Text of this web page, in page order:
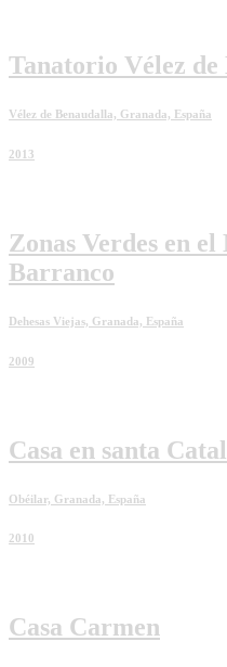
Tanatorio Vélez de
Vélez de Benaudalla, Granada, España
2013
Zonas Verdes en
Barranco
Dehesas Viejas, Granada, España
2009
Casa en santa
Obéilar, Granada, España
2010
Casa Carmen